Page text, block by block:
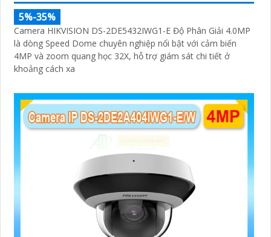
5%-35%
Camera HIKVISION DS-2DE5432IWG1-E Độ Phân Giải 4.0MP
là dòng Speed Dome chuyên nghiệp nổi bật với cảm biến
4MP và zoom quang học 32X, hỗ trợ giám sát chi tiết ở
khoảng cách xa